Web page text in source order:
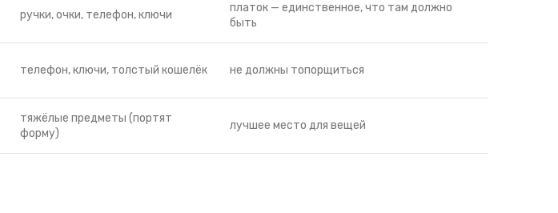
ручки, очки, телефон, ключи
платок — единственное, что там должно
быть
телефон, ключи, толстый кошелёк не должны топорщиться
тяжёлые предметы (портят
форму)
лучшее место для вещей